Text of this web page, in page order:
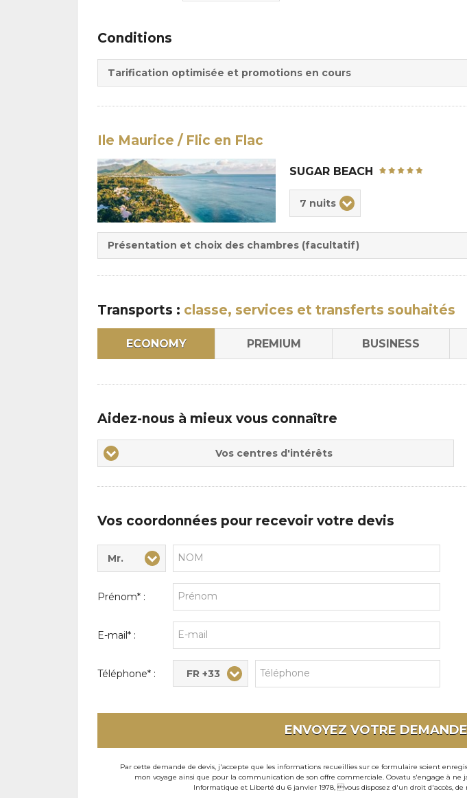
Conditions
Tarification optimisée et promotions en cours
Ile Maurice / Flic en Flac
SUGAR BEACH
pension
:
:
7 nuits
Présentation et choix des chambres (facultatif)
Transports : classe, services et transferts souhaités
ECONOMY PREMIUM BUSINESS
Aidez-nous à mieux vous connaître
Vos
centres
Vos centres d'intérêts
Vos coordonnées pour recevoir votre devis
Civilité* :
Mr.
Nom* :
Prénom* :
E-mail* :
Téléphone* : FR +33
ENVOYEZ VOTRE
Par cette demande de devis, j'accepte que les informations recueillies sur ce formulaire soient
mon voyage ainsi que pour la communication de son offre commerciale. Oovatu s'engage à ne
Informatique et Liberté du 6 janvier 1978, vous disposez d'un droit d'accès,